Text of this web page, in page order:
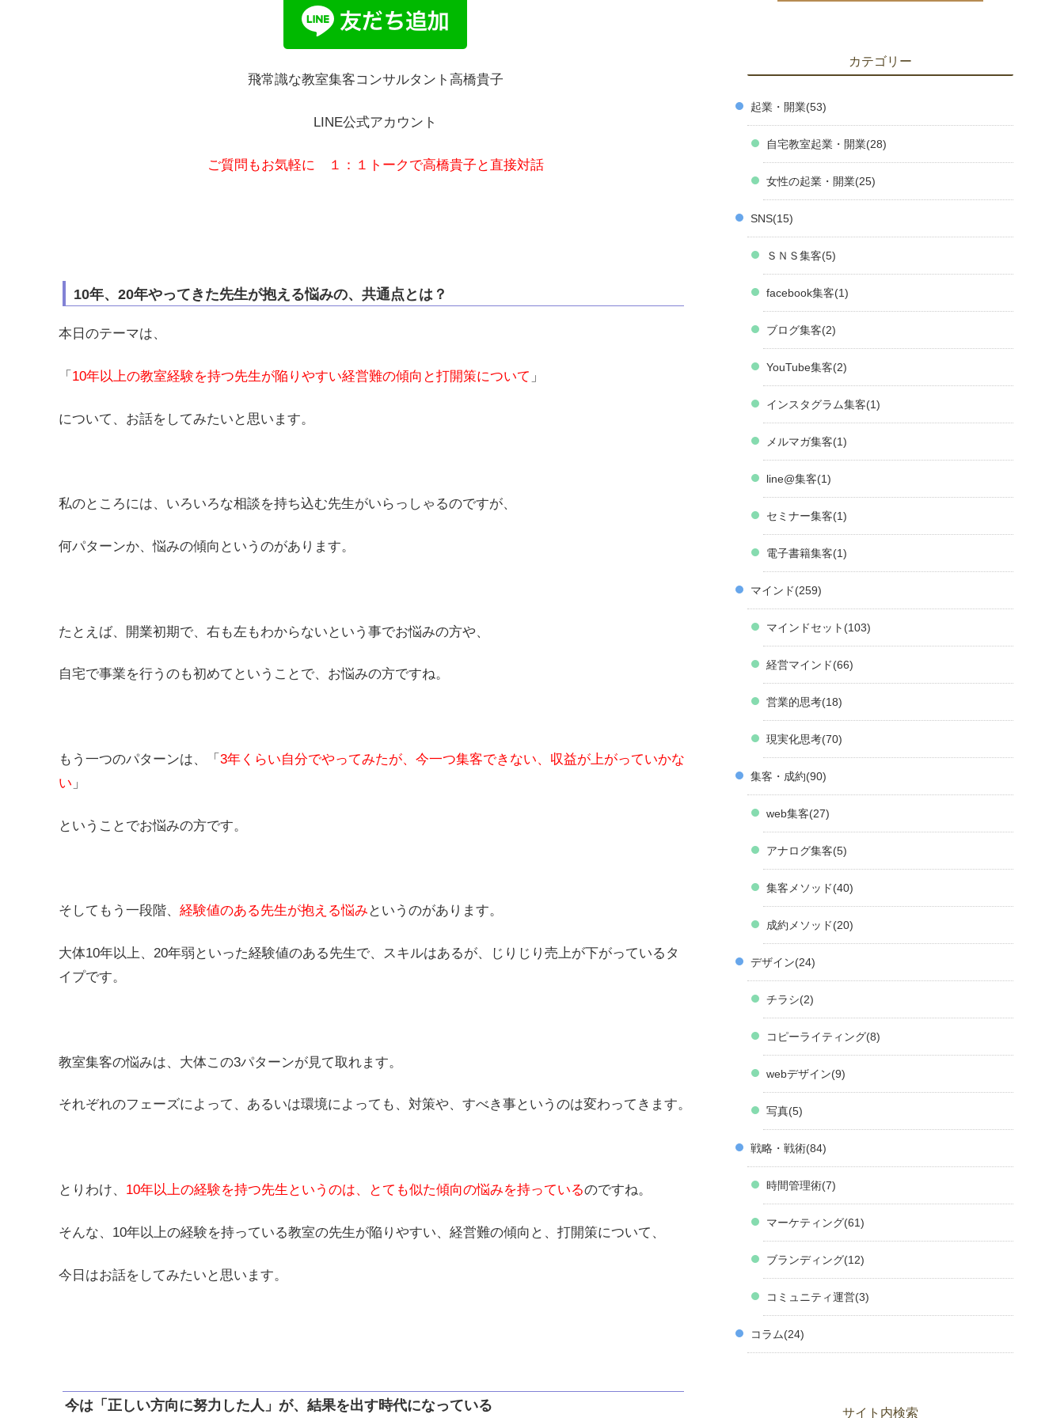
飛常識な教室集客コンサルタント高橋貴子
LINE公式アカウント
ご質問もお気軽に １：１トークで高橋貴子と直接対話
10年、20年やってきた先生が抱える悩みの、共通点とは？
本日のテーマは、
「 10年以上の教室経験を持つ先生が陥りやすい経営難の傾向と打開策について 」
について、お話をしてみたいと思います。
私のところには、いろいろな相談を持ち込む先生がいらっしゃるのですが、
何パターンか、悩みの傾向というのがあります。
たとえば、開業初期で、右も左もわからないという事でお悩みの方や、
自宅で事業を行うのも初めてということで、お悩みの方ですね。
もう一つのパターンは、「 3年くらい自分でやってみたが、今一つ集客できない、収益が上がっていかな
い 」
ということでお悩みの方です。
そしてもう一段階、 経験値のある先生が抱える悩み というのがあります。
大体10年以上、20年弱といった経験値のある先生で、スキルはあるが、じりじり売上が下がっているタ
イプです。
教室集客の悩みは、大体この3パターンが見て取れます。
それぞれのフェーズによって、あるいは環境によっても、対策や、すべき事というのは変わってきます。
とりわけ、 10年以上の経験を持つ先生というのは、とても似た傾向の悩みを持っているのですね。
そんな、10年以上の経験を持っている教室の先生が陥りやすい、経営難の傾向と、打開策について、
今日はお話をしてみたいと思います。
今は「正しい方向に努力した人」が、結果を出す時代になっている
カテゴリー
起業・開業 53
自宅教室起業・開業 28
女性の起業・開業 25
SNS 15
ＳＮＳ集客 5
facebook集客 1
ブログ集客 2
YouTube集客 2
インスタグラム集客 1
メルマガ集客 1
line@集客 1
セミナー集客 1
電子書籍集客 1
マインド 259
マインドセット 103
経営マインド 66
営業的思考 18
現実化思考 70
集客・成約 90
web集客 27
アナログ集客 5
集客メソッド 40
成約メソッド 20
デザイン 24
チラシ 2
コピーライティング 8
webデザイン 9
写真 5
戦略・戦術 84
時間管理術 7
マーケティング 61
ブランディング 12
コミュニティ運営 3
コラム 24
サイト内検索